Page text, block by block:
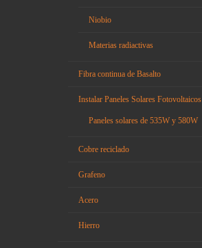
Niobio
Materias radiactivas
Fibra continua de Basalto
Instalar Paneles Solares Fotovoltaicos
Paneles solares de 535W y 580W
Cobre reciclado
Grafeno
Acero
Hierro